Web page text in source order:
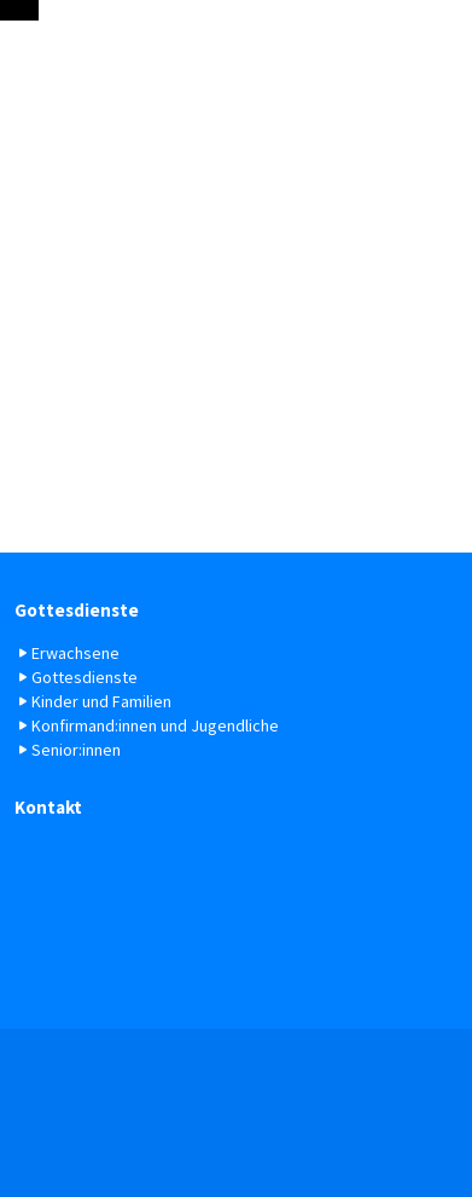
Gottesdienste
Erwachsene
Gottesdienste
Kinder und Familien
Konfirmand:innen und Jugendliche
Senior:innen
Kontakt